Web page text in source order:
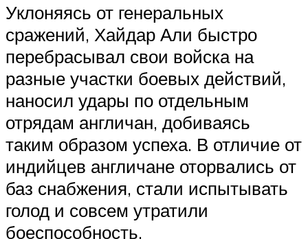
Уклоняясь от генеральных
сражений, Хайдар Али быстро
перебрасывал свои войска на
разные участки боевых действий,
наносил удары по отдельным
отрядам англичан, добиваясь
таким образом успеха. В отличие от
индийцев англичане оторвались от
баз снабжения, стали испытывать
голод и совсем утратили
боеспособность.